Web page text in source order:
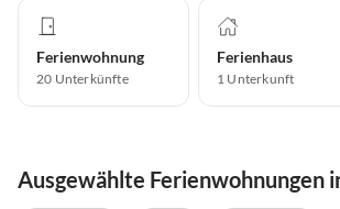
Ferienwohnung
20 Unterkünfte
Ferienhaus
1 Unterkunft
Ausgewählte Ferienwohnungen